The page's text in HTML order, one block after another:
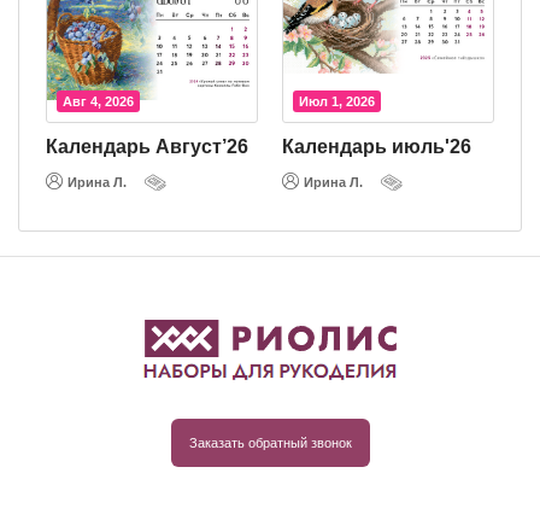
Авг 4, 2026
Календарь Август’26
Ирина Л.
Июл 1, 2026
Календарь июль'26
Ирина Л.
Заказать обратный звонок